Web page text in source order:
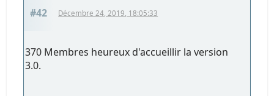
#42 Décembre 24, 2019, 18:05:33
370 Membres heureux d'accueillir la version
3.0.